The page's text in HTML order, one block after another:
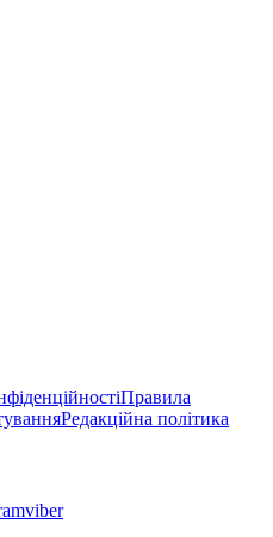
Правила
Редакційна політика
viber